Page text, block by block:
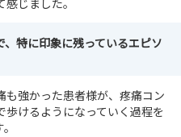
じました。
特に印象に残っているエピソ
強かった患者様が、疼痛コン
歩けるようになっていく過程を